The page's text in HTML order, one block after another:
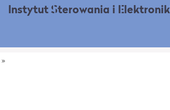
Instytut Sterowania i
»